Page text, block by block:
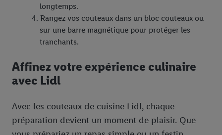
longtemps.
Rangez vos couteaux dans un bloc couteaux ou
sur une barre magnétique pour protéger les
tranchants.
Affinez votre expérience culinaire
avec Lidl
Avec les couteaux de cuisine Lidl, chaque
préparation devient un moment de plaisir. Que